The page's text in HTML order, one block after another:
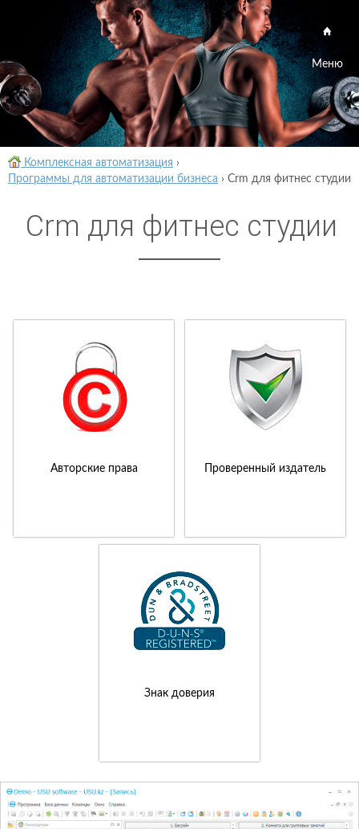
Меню
Комплексная автоматизация ›
Программы для автоматизации бизнеса › Crm для фитнес студии
Crm для фитнес студии
Авторские права Проверенный издатель
Знак доверия